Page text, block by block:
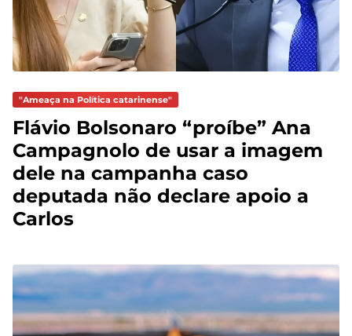
"Ameaça na Política catarinense"
Flávio Bolsonaro “proíbe” Ana
Campagnolo de usar a imagem
dele na campanha caso
deputada não declare apoio a
Carlos